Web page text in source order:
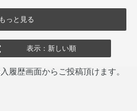
もっと見る
表示：新しい順
履歴画面からご投稿頂けます。